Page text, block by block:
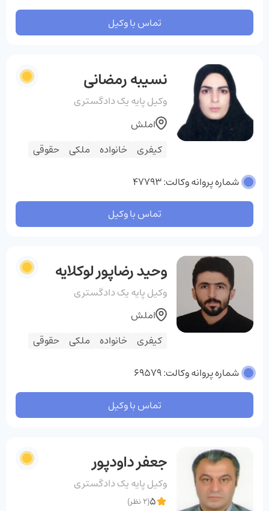
تماس با وکیل
نسیبه رمضانی
وکیل پایه یک دادگستری
کیفری خانواده ملکی حقوقی
املش
شماره پروانه وکالت: 47793
تماس با وکیل
وحید رضاپور لوکلایه
وکیل پایه یک دادگستری
کیفری خانواده ملکی حقوقی
املش
شماره پروانه وکالت: 69579
تماس با وکیل
جعفر داودپور
وکیل پایه یک دادگستری
5(2 نظر)